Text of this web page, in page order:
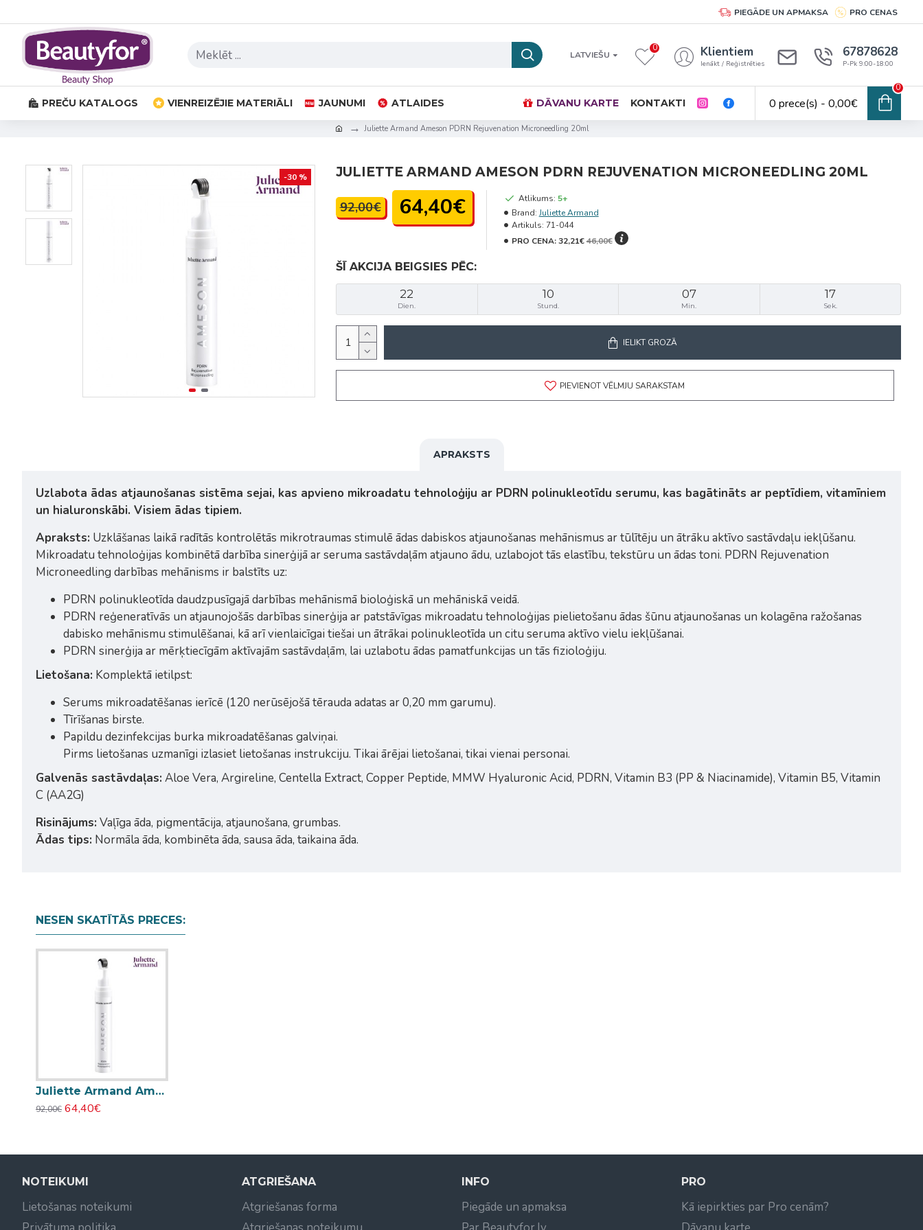
PIEGĀDE UN APMAKSA PRO CENAS
LATVIEŠU
0 Klientiem
Ienākt / Reģistrēties
67878628
P-Pk 9:00-18:00
PREČU KATALOGS VIENREIZĒJIE MATERIĀLI JAUNUMI ATLAIDES DĀVANU KARTE KONTAKTI 0 prece(s) - 0,00€
0
Juliette Armand Ameson PDRN Rejuvenation Microneedling 20ml
-30 % JULIETTE ARMAND AMESON PDRN REJUVENATION MICRONEEDLING 20ML
ŠĪ AKCIJA BEIGSIES PĒC:
22
Dien.
10
Stund.
07
Min.
17
Sek.
92,00€ 64,40€ Atlikums: 5+
Brand: Juliette Armand
Artikuls: 71-044
PRO CENA:32,21€46,00€
IELIKT GROZĀ
PIEVIENOT VĒLMJU SARAKSTAM
APRAKSTS
Uzlabota ādas atjaunošanas sistēma sejai, kas apvieno mikroadatu tehnoloģiju ar PDRN polinukleotīdu serumu, kas bagātināts ar peptīdiem, vitamīniem
un hialuronskābi. Visiem ādas tipiem.
Apraksts: Uzklāšanas laikā radītās kontrolētās mikrotraumas stimulē ādas dabiskos atjaunošanas mehānismus ar tūlītēju un ātrāku aktīvo sastāvdaļu iekļūšanu.
Mikroadatu tehnoloģijas kombinētā darbība sinerģijā ar seruma sastāvdaļām atjauno ādu, uzlabojot tās elastību, tekstūru un ādas toni. PDRN Rejuvenation
Microneedling darbības mehānisms ir balstīts uz:
PDRN polinukleotīda daudzpusīgajā darbības mehānismā bioloģiskā un mehāniskā veidā.
PDRN reģeneratīvās un atjaunojošās darbības sinerģija ar patstāvīgas mikroadatu tehnoloģijas pielietošanu ādas šūnu atjaunošanas un kolagēna ražošanas
dabisko mehānismu stimulēšanai, kā arī vienlaicīgai tiešai un ātrākai polinukleotīda un citu seruma aktīvo vielu iekļūšanai.
PDRN sinerģija ar mērķtiecīgām aktīvajām sastāvdaļām, lai uzlabotu ādas pamatfunkcijas un tās fizioloģiju.
Lietošana: Komplektā ietilpst:
Serums mikroadatēšanas ierīcē (120 nerūsējošā tērauda adatas ar 0,20 mm garumu).
Tīrīšanas birste.
Papildu dezinfekcijas burka mikroadatēšanas galviņai.
Pirms lietošanas uzmanīgi izlasiet lietošanas instrukciju. Tikai ārējai lietošanai, tikai vienai personai.
Galvenās sastāvdaļas: Aloe Vera, Argireline, Centella Extract, Copper Peptide, MMW Hyaluronic Acid, PDRN, Vitamin B3 (PP & Niacinamide), Vitamin B5, Vitamin
C (AA2G)
Risinājums: Vaļīga āda, pigmentācija, atjaunošana, grumbas.
Ādas tips: Normāla āda, kombinēta āda, sausa āda, taikaina āda.
NESEN SKATĪTĀS PRECES:
Juliette Armand Ameson PDRN Rejuvenation Microneedling 20ml
92,00€ 64,40€
NOTEIKUMI
Lietošanas noteikumi
ATGRIEŠANA
Atgriešanas forma
INFO
Piegāde un apmaksa
PRO
Kā iepirkties par Pro cenām?